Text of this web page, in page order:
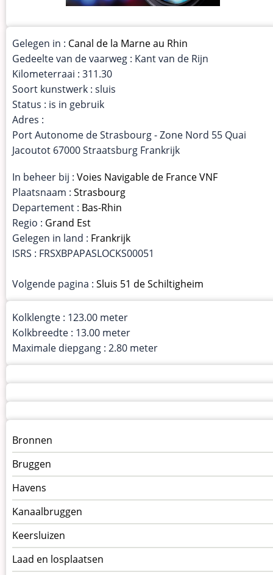
Gelegen in : Canal de la Marne au Rhin
Gedeelte van de vaarweg : Kant van de Rijn
Kilometerraai : 311.30
Soort kunstwerk : sluis
Status : is in gebruik
Adres :
Port Autonome de Strasbourg - Zone Nord 55 Quai
Jacoutot 67000 Straatsburg Frankrijk
In beheer bij : Voies Navigable de France VNF
Plaatsnaam : Strasbourg
Departement : Bas-Rhin
Regio : Grand Est
Gelegen in land : Frankrijk
ISRS : FRSXBPAPASLOCKS00051
Volgende pagina : Sluis 51 de Schiltigheim
Kolklengte : 123.00 meter
Kolkbreedte : 13.00 meter
Maximale diepgang : 2.80 meter
Menu
kunstwerken
op
kunstwerkpagina
Bronnen
Bruggen
Havens
Kanaalbruggen
Keersluizen
Laad en losplaatsen